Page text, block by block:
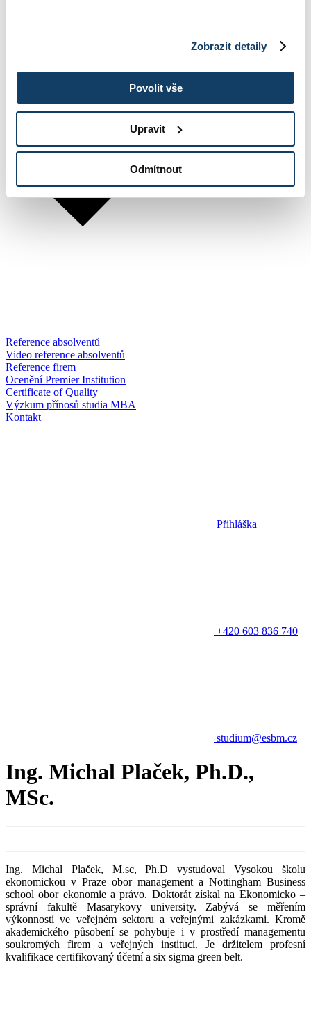
Zobrazit detaily
Povolit vše
Upravit
Odmítnout
Reference absolventů
Video reference absolventů
Reference firem
Ocenění Premier Institution
Certificate of Quality
Výzkum přínosů studia MBA
Kontakt
Přihláška
+420 603 836 740
studium@esbm.cz
Ing. Michal Plaček, Ph.D.,
MSc.
Ing. Michal Plaček, M.sc, Ph.D vystudoval Vysokou školu
ekonomickou v Praze obor management a Nottingham Business
school obor ekonomie a právo. Doktorát získal na Ekonomicko –
správní fakultě Masarykovy university. Zabývá se měřením
výkonnosti ve veřejném sektoru a veřejnými zakázkami. Kromě
akademického působení se pohybuje i v prostředí managementu
soukromých firem a veřejných institucí. Je držitelem profesní
kvalifikace certifikovaný účetní a six sigma green belt.